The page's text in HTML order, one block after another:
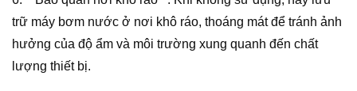
trữ máy bơm nước ở nơi khô ráo, thoáng mát để tránh ảnh
hưởng của độ ẩm và môi trường xung quanh đến chất
lượng thiết bị.